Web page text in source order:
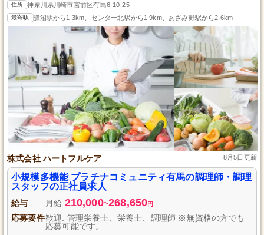
住所 神奈川県川崎市宮前区有馬6-10-25
最寄駅 鷺沼駅から1.3km、センター北駅から1.9km、あざみ野駅から2.6km
株式会社 ハートフルケア 8月5日更新
小規模多機能 プラチナコミュニティ有馬の調理師・調理
スタッフの正社員求人
給与 月給 210,000~268,650円
応募要件歓迎: 管理栄養士、栄養士、調理師 ※無資格の方でも
応募可能です。